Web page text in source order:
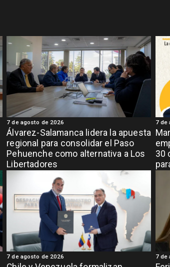
Álvarez-Salamanca lidera la apuesta
regional para consolidar el Paso
Pehuenche como alternativa a Los
Libertadores
7 de agosto de 2026
30
7 de
7 de agosto de 2026 7 de